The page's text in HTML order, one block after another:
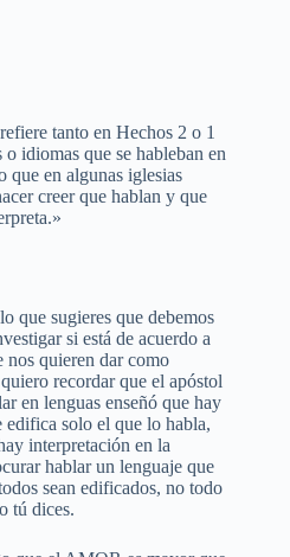
tanto en Hechos 2 o 1
idiomas que se hableban en
que en algunas iglesias
creer que hablan y que
que sugieres que debemos
si está de acuerdo a
quieren dar como
recordar que el apóstol
en lenguas enseñó que hay
edifica solo el que lo habla,
interpretación en la
hablar un lenguaje que
sean edificados, no todo
tú dices.